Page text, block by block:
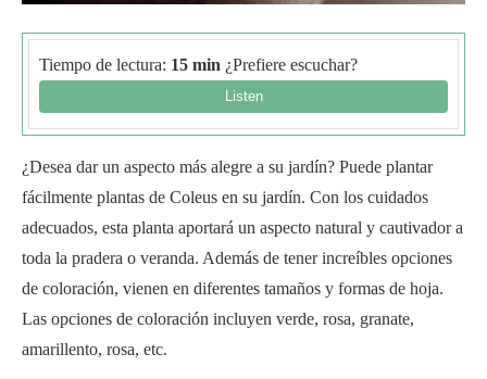
Tiempo de lectura: 15 min ¿Prefiere escuchar?
¿Desea dar un aspecto más alegre a su jardín? Puede plantar
fácilmente plantas de Coleus en su jardín. Con los cuidados
adecuados, esta planta aportará un aspecto natural y cautivador a
toda la pradera o veranda. Además de tener increíbles opciones
de coloración, vienen en diferentes tamaños y formas de hoja.
Las opciones de coloración incluyen verde, rosa, granate,
amarillento, rosa, etc.